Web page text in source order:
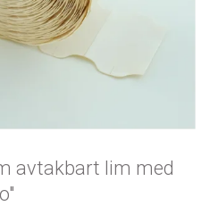
avtakbart lim med